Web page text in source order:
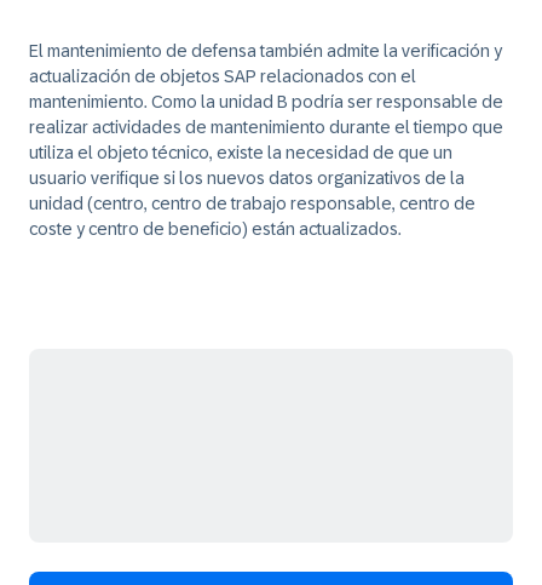
El mantenimiento de defensa también admite la verificación y
actualización de objetos SAP relacionados con el
mantenimiento. Como la unidad B podría ser responsable de
realizar actividades de mantenimiento durante el tiempo que
utiliza el objeto técnico, existe la necesidad de que un
usuario verifique si los nuevos datos organizativos de la
unidad (centro, centro de trabajo responsable, centro de
coste y centro de beneficio) están actualizados.